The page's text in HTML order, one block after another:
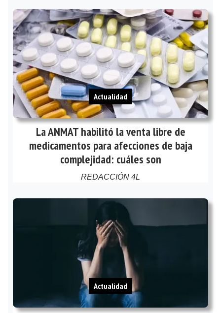
La ANMAT habilitó la venta libre de
medicamentos para afecciones de baja
complejidad: cuáles son
REDACCIÓN 4L
Actualidad
Actualidad